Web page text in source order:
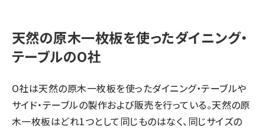
天然の原木一枚板を使ったダイニング・
テーブルのO社
O社は天然の原木一枚板を使ったダイニング・テーブルや
サイド・テーブルの製作および販売を行っている。天然の原
木一枚板はどれ1つとして同じものはなく、同じサイズの